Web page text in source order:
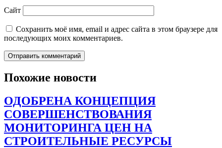
Сайт
Сохранить моё имя, email и адрес сайта в этом браузере для
последующих моих комментариев.
Похожие новости
ОДОБРЕНА КОНЦЕПЦИЯ
СОВЕРШЕНСТВОВАНИЯ
МОНИТОРИНГА ЦЕН НА
СТРОИТЕЛЬНЫЕ РЕСУРСЫ